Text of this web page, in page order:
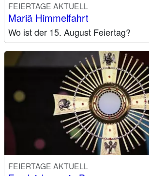
FEIERTAGE AKTUELL
Mariä Himmelfahrt
Wo ist der 15. August Feiertag?
FEIERTAGE AKTUELL